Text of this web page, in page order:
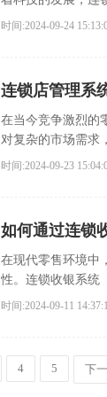
与数据分析中。
时间:2024-09-24
连锁店管理系
在当今竞争激烈的
对复杂的市场需求
时间:2024-09-23
如何通过连锁
在现代零售环境中
性。连锁收银系统
而言，实现销售数
时间:2024-09-11
4 5 下